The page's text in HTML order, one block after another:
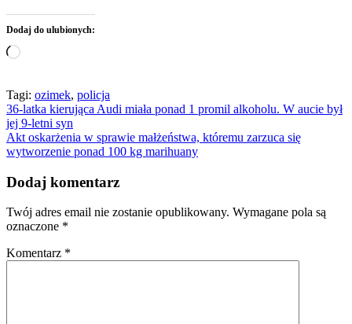
Dodaj do ulubionych:
Wczytywanie…
Tagi: ozimek, policja
Nawigacja
wpisu
36-latka kierująca Audi miała ponad 1 promil alkoholu. W aucie był
jej 9-letni syn
Akt oskarżenia w sprawie małżeństwa, któremu zarzuca się
wytworzenie ponad 100 kg marihuany
Dodaj komentarz
Twój adres email nie zostanie opublikowany. Wymagane pola są
oznaczone *
Komentarz *